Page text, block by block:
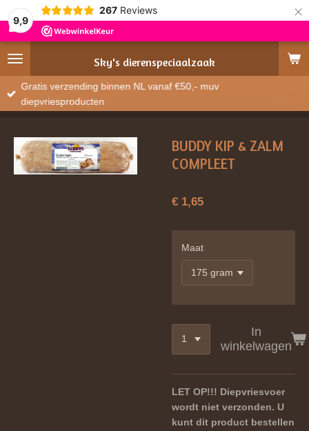
9,9
267 Reviews ×
Sky's dierenspeciaalzaak
Gratis verzending binnen NL vanaf €50,- muv
diepvriesproducten
BUDDY KIP & ZALM
COMPLEET
€ 1,65
Maat
In
winkelwagen
LET OP!!! Diepvriesvoer
wordt niet verzonden. U
kunt dit product bestellen